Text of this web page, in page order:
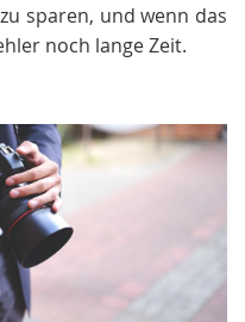
sparen, und wenn das
noch lange Zeit.